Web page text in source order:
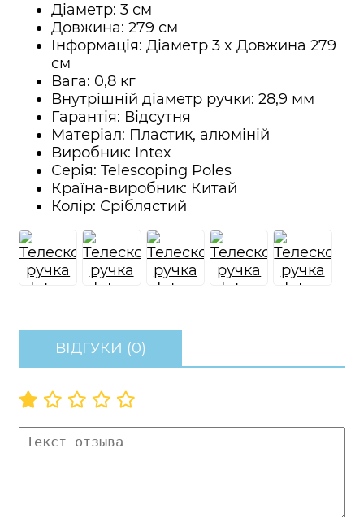
Діаметр: 3 см
Довжина: 279 см
Інформація: Діаметр 3 x Довжина 279
см
Вага: 0,8 кг
Внутрішній діаметр ручки: 28,9 мм
Гарантія: Відсутня
Матеріал: Пластик, алюміній
Виробник: Intex
Серія: Telescoping Poles
Країна-виробник: Китай
Колір: Сріблястий
ВІДГУКИ (0)